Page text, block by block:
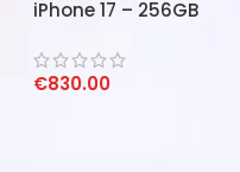
iPhone 17 – 256GB
€830.00